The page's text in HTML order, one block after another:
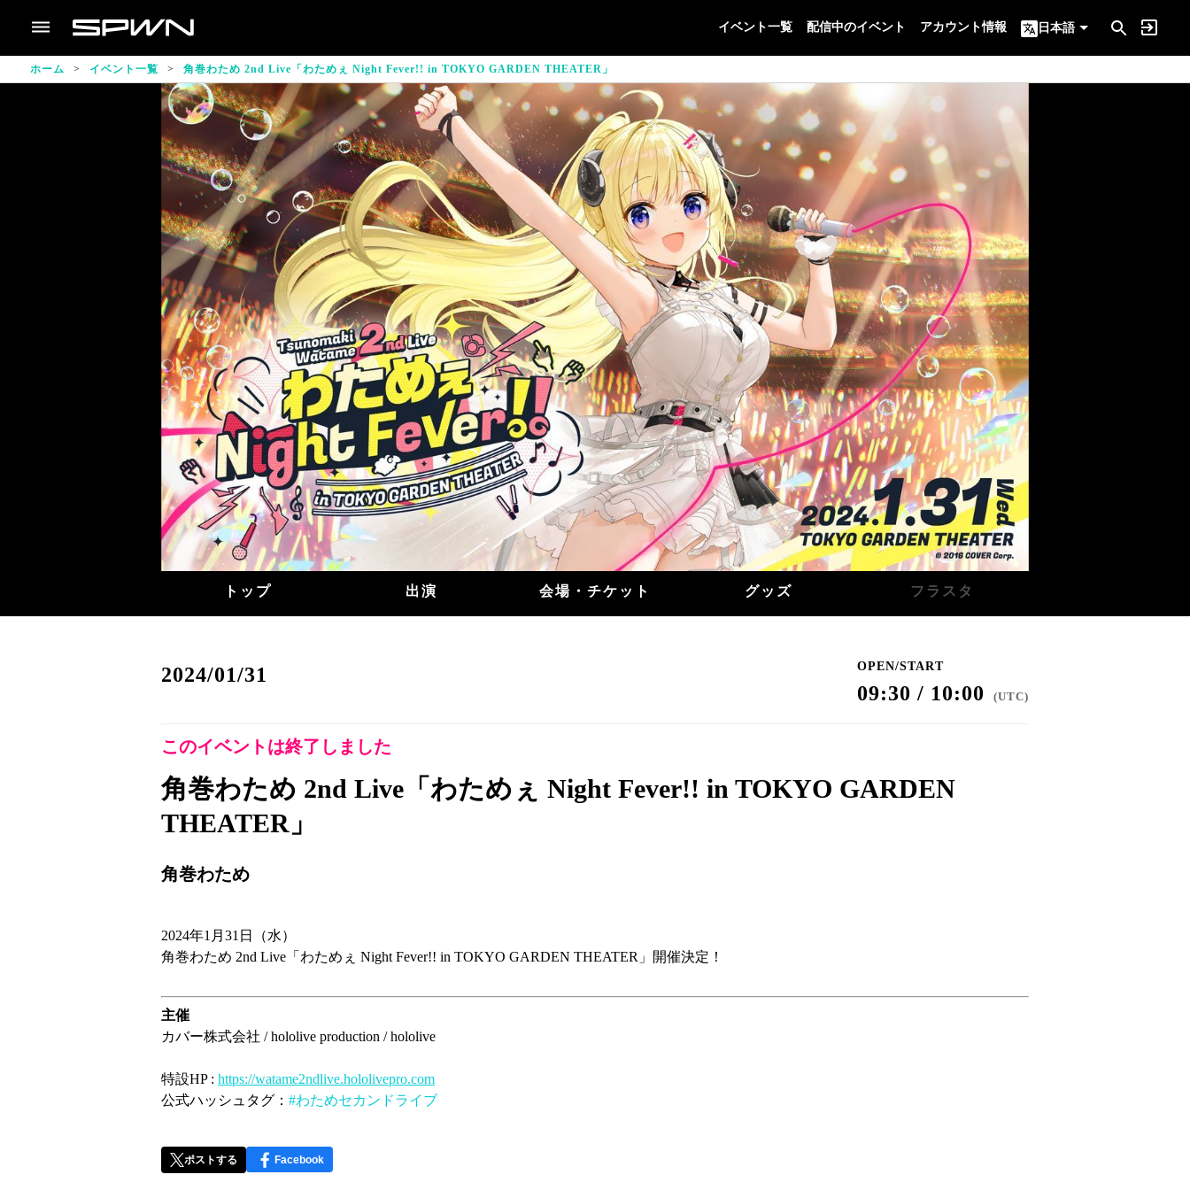
イベント一覧 配信中のイベント アカウント情報 日本語
ホーム イベント一覧 角巻わため 2nd Live「わためぇ Night Fever!! in TOKYO GARDEN THEATER」
トップ 出演 会場・チケット グッズ フラスタ
2024/01/31 OPEN/START
09:30 / 10:00 (UTC)
このイベントは終了しました
角巻わため 2nd Live「わためぇ Night Fever!! in TOKYO GARDEN
THEATER」
角巻わため
2024年1月31日（水）
角巻わため 2nd Live「わためぇ Night Fever!! in TOKYO GARDEN THEATER」開催決定！
主催
カバー株式会社 / hololive production / hololive
特設HP : https://watame2ndlive.hololivepro.com
公式ハッシュタグ： #わためセカンドライブ
ポストする Facebook